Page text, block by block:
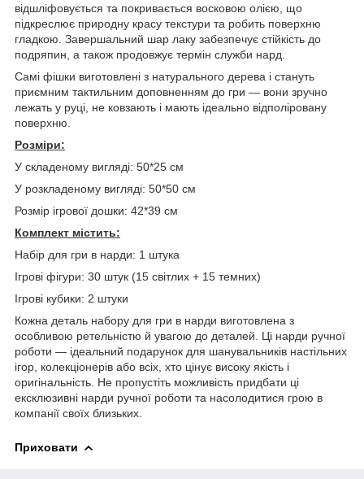
відшліфовується та покривається восковою олією, що
підкреслює природну красу текстури та робить поверхню
гладкою. Завершальний шар лаку забезпечує стійкість до
подряпин, а також продовжує термін служби нард.
Самі фішки виготовлені з натурального дерева і стануть
приємним тактильним доповненням до гри — вони зручно
лежать у руці, не ковзають і мають ідеально відполіровану
поверхню.
Розміри:
У складеному вигляді: 50*25 см
У розкладеному вигляді: 50*50 см
Розмір ігрової дошки: 42*39 см
Комплект містить:
Набір для гри в нарди: 1 штука
Ігрові фігури: 30 штук (15 світлих + 15 темних)
Ігрові кубики: 2 штуки
Кожна деталь набору для гри в нарди виготовлена з
особливою ретельністю й увагою до деталей. Ці нарди ручної
роботи — ідеальний подарунок для шанувальників настільних
ігор, колекціонерів або всіх, хто цінує високу якість і
оригінальність. Не пропустіть можливість придбати ці
ексклюзивні нарди ручної роботи та насолодитися грою в
компанії своїх близьких.
Приховати